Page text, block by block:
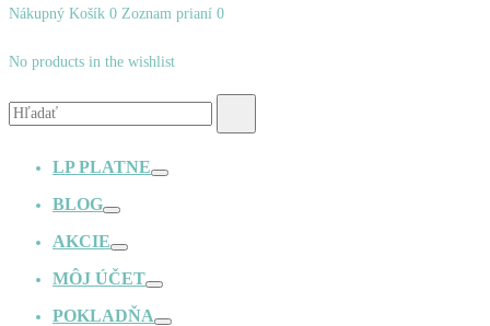
Nákupný Košík 0 Zoznam prianí 0
No products in the wishlist
Vyhľadávanie:
LP PLATNE
BLOG
AKCIE
MÔJ ÚČET
POKLADŇA